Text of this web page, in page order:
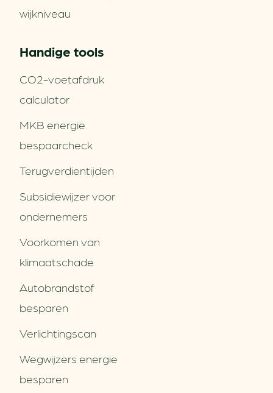
wijkniveau
Handige tools
CO2-voetafdruk
calculator
MKB energie
bespaarcheck
Terugverdien­tijden
Subsidiewijzer voor
ondernemers
Voorkomen van
klimaatschade
Autobrandstof
besparen
Verlichtingscan
Wegwijzers energie
besparen